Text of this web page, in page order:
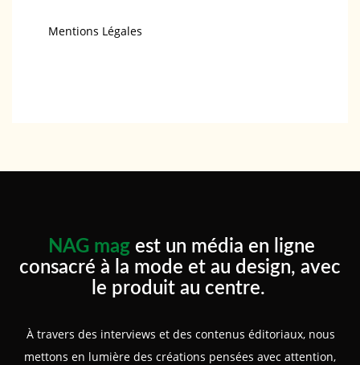
Mentions Légales
NAG mag est un média en ligne
consacré à la mode et au design, avec
le produit au centre.
À travers des interviews et des contenus éditoriaux, nous
mettons en lumière des créations pensées avec attention,